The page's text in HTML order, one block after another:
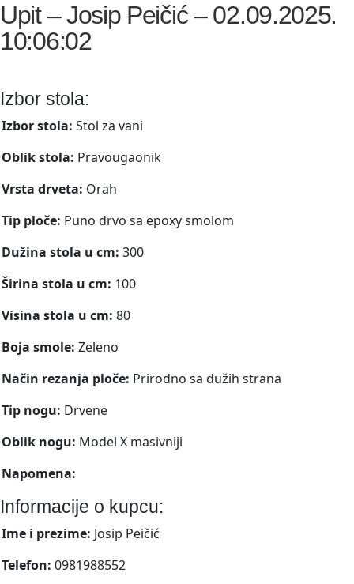
Upit – Josip Peičić – 02.09.2025.
10:06:02
Izbor stola:
Izbor stola: Stol za vani
Oblik stola: Pravougaonik
Vrsta drveta: Orah
Tip ploče: Puno drvo sa epoxy smolom
Dužina stola u cm: 300
Širina stola u cm: 100
Visina stola u cm: 80
Boja smole: Zeleno
Način rezanja ploče: Prirodno sa dužih strana
Tip nogu: Drvene
Oblik nogu: Model X masivniji
Napomena:
Informacije o kupcu:
Ime i prezime: Josip Peičić
Telefon: 0981988552